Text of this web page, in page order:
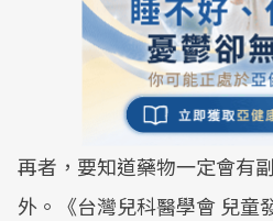
再者，要知道藥物一定會有
外。《台灣兒科醫學會 兒童